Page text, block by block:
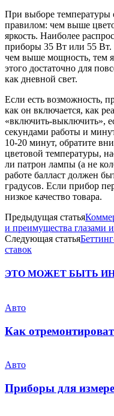
При выборе температуры
правилом: чем выше
яркость. Наиболее
приборы 35 Вт или 55
чем выше мощность, тем
этого достаточно для
как дневной свет.
Если есть возможность,
как он включается, как
«включить-выключить»,
секундами работы и
10-20 минут, обратите
цветовой температуры,
ли патрон лампы (а не
работе балласт должен
градусов. Если прибор
низкое качество товара.
Предыдущая статья
и преимущества глазами
Следующая статья
ставок
ЭТО МОЖЕТ БЫТЬ
Авто
Как
Авто
Приборы для